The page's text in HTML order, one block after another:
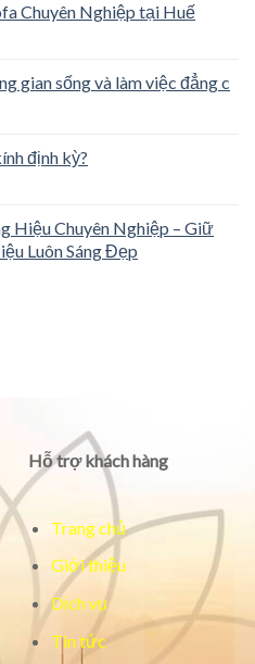
Chuyên Nghiệp tại Huế
gian sống và làm việc đẳng c
định kỳ?
Hiệu Chuyên Nghiệp – Giữ
Luôn Sáng Đẹp
Hỗ trợ khách hàng
Trang chủ
Giới thiệu
Dịch vụ
Tin tức